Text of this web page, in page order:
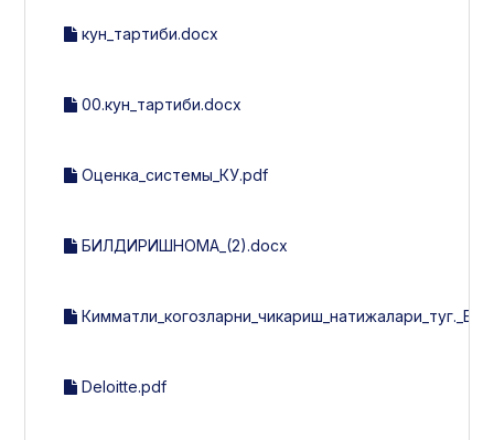
кун_тартиби.docx
00.кун_тартиби.docx
Оценка_системы_КУ.pdf
БИЛДИРИШНОМА_(2).docx
Deloitte.pdf